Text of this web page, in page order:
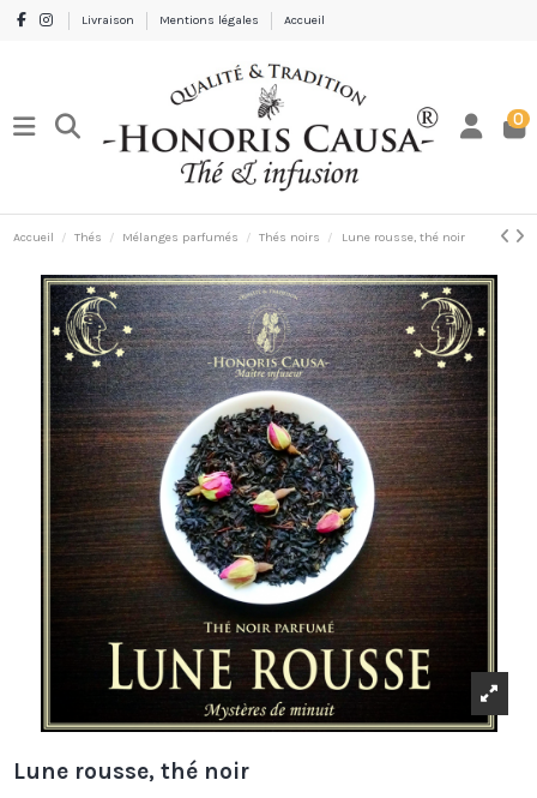
Livraison Mentions légales Accueil
0
Accueil Thés Mélanges parfumés Thés noirs Lune rousse, thé noir
Lune rousse, thé noir